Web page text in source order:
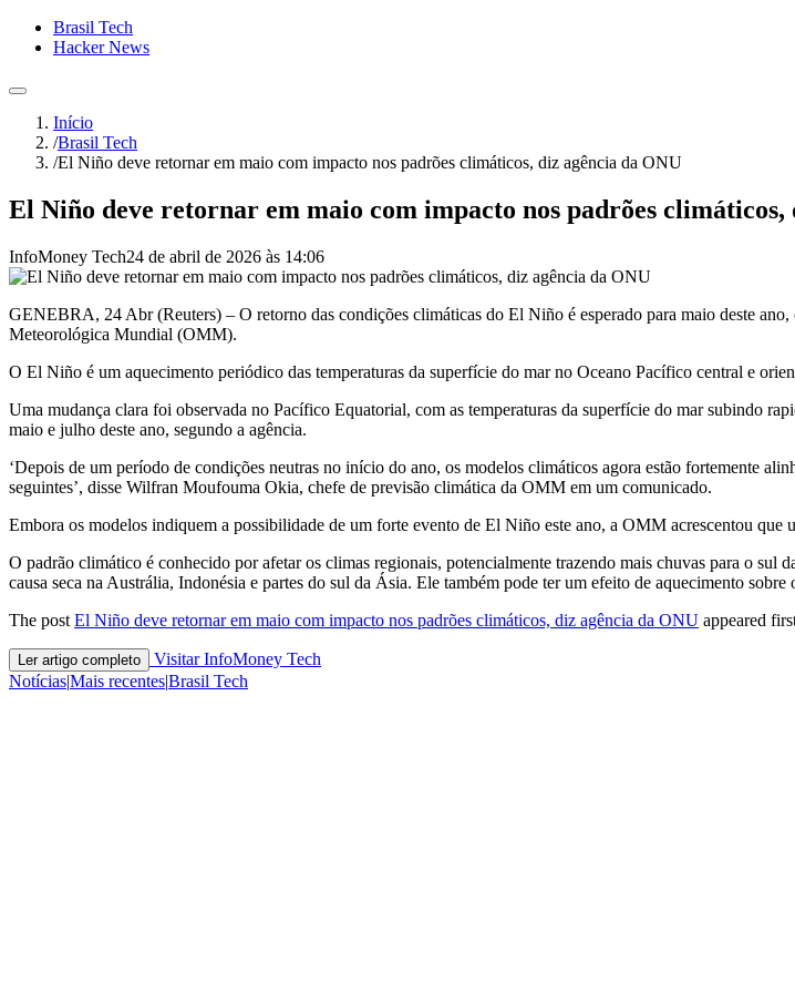
Brasil Tech
Hacker News
Início
/Brasil Tech
/El Niño deve retornar em maio com impacto nos padrões climáticos, diz agência da ONU
El Niño deve retornar em maio com impacto nos padrões climáticos,
InfoMoney Tech24 de abril de 2026 às 14:06
GENEBRA, ⁠24 Abr (Reuters) – O retorno ⁠das condições climáticas do El Niño é ‌esperado para maio deste
Meteorológica Mundial (OMM).
O El Niño é um aquecimento periódico das temperaturas da superfície do mar no Oceano Pacífico central e
Uma mudança clara foi observada no Pacífico Equatorial, com as temperaturas da superfície do mar subindo
maio e julho deste ano, segundo a ​agência.
‘Depois de um período de condições neutras no início do ano, os modelos climáticos agora estão fortemente
seguintes’, disse Wilfran Moufouma Okia, chefe de previsão climática da OMM em um comunicado.
Embora ⁠os modelos ​indiquem a ​possibilidade de um forte evento de El Niño este ano, ⁠a OMM acrescentou que
O padrão climático é conhecido por afetar ​os climas regionais, potencialmente trazendo mais chuvas para o
causa seca na Austrália, Indonésia e partes do sul da Ásia. Ele também pode ter um efeito de aquecimento
The post El Niño deve retornar em maio com impacto nos padrões climáticos, diz agência da ONU appeared
Ler artigo completo
Visitar InfoMoney Tech
Notícias|Mais recentes|Brasil Tech